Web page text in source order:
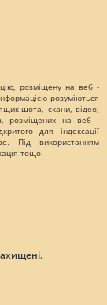
розміщену на веб -
розуміються
шота, скани, відео,
розміщених на веб -
для індексації
Під використанням
тощо.